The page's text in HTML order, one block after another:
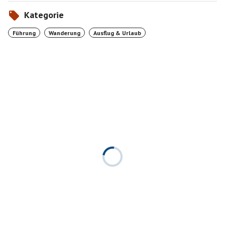
Kategorie
Führung Wanderung Ausflug & Urlaub